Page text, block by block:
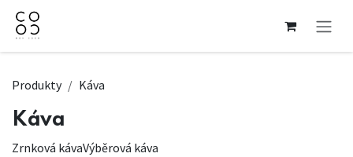
Přejít na obsah
Produkty Káva
Káva
Zrnková kávaVýběrová káva